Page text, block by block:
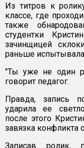
Из титров к
классе, где
также
студентки
зачинщицей
раньше
"Ты уже не один
говорит педагог.
Правда, запись
ударила ее
после этого
завязка конфликта
Записав ролик,